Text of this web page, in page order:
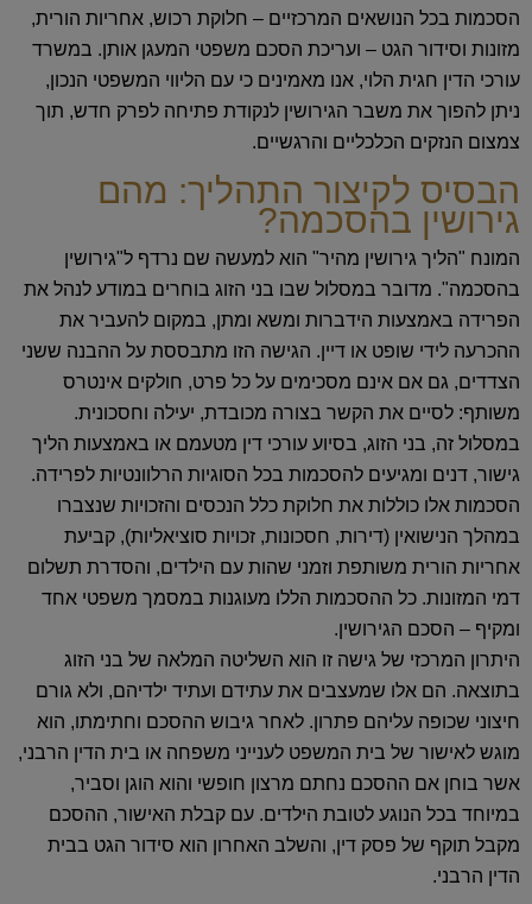
הסכמות בכל הנושאים המרכזיים – חלוקת רכוש, אחריות הורית,
מזונות וסידור הגט – ועריכת הסכם משפטי המעגן אותן. במשרד
עורכי הדין חגית הלוי, אנו מאמינים כי עם הליווי המשפטי הנכון,
ניתן להפוך את משבר הגירושין לנקודת פתיחה לפרק חדש, תוך
צמצום הנזקים הכלכליים והרגשיים.
הבסיס לקיצור התהליך: מהם
גירושין בהסכמה?
המונח "הליך גירושין מהיר" הוא למעשה שם נרדף ל"גירושין
בהסכמה". מדובר במסלול שבו בני הזוג בוחרים במודע לנהל את
הפרידה באמצעות הידברות ומשא ומתן, במקום להעביר את
ההכרעה לידי שופט או דיין. הגישה הזו מתבססת על ההבנה ששני
הצדדים, גם אם אינם מסכימים על כל פרט, חולקים אינטרס
משותף: לסיים את הקשר בצורה מכובדת, יעילה וחסכונית.
במסלול זה, בני הזוג, בסיוע עורכי דין מטעמם או באמצעות הליך
גישור, דנים ומגיעים להסכמות בכל הסוגיות הרלוונטיות לפרידה.
הסכמות אלו כוללות את חלוקת כלל הנכסים והזכויות שנצברו
במהלך הנישואין (דירות, חסכונות, זכויות סוציאליות), קביעת
אחריות הורית משותפת וזמני שהות עם הילדים, והסדרת תשלום
דמי המזונות. כל ההסכמות הללו מעוגנות במסמך משפטי אחד
ומקיף – הסכם הגירושין.
היתרון המרכזי של גישה זו הוא השליטה המלאה של בני הזוג
בתוצאה. הם אלו שמעצבים את עתידם ועתיד ילדיהם, ולא גורם
חיצוני שכופה עליהם פתרון. לאחר גיבוש ההסכם וחתימתו, הוא
מוגש לאישור של בית המשפט לענייני משפחה או בית הדין הרבני,
אשר בוחן אם ההסכם נחתם מרצון חופשי והוא הוגן וסביר,
במיוחד בכל הנוגע לטובת הילדים. עם קבלת האישור, ההסכם
מקבל תוקף של פסק דין, והשלב האחרון הוא סידור הגט בבית
הדין הרבני.